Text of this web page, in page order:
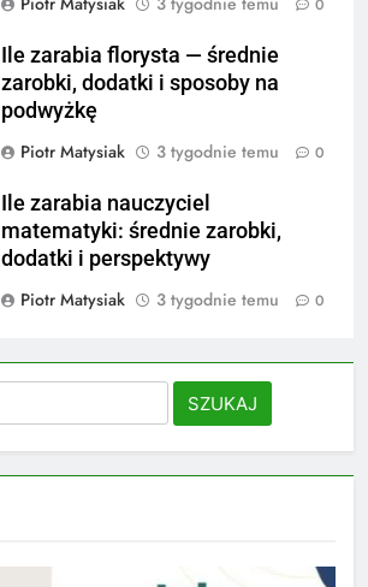
0
Ile zarabia florysta — średnie
zarobki, dodatki i sposoby na
podwyżkę
Piotr Matysiak
3 tygodnie temu 0
Ile zarabia nauczyciel
matematyki: średnie zarobki,
dodatki i perspektywy
Piotr Matysiak
3 tygodnie temu 0